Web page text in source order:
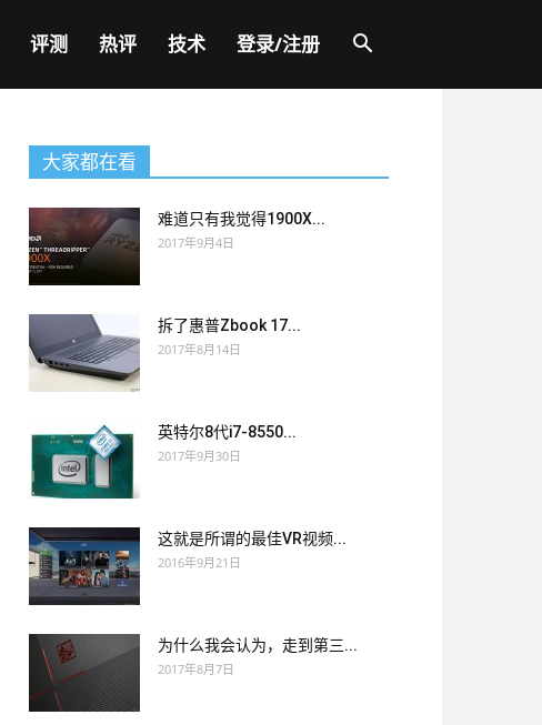
评测 热评 技术 登录/注册
大家都在看
难道只有我觉得1900X...
2017年9月4日
拆了惠普Zbook 17...
2017年8月14日
英特尔8代i7-8550...
2017年9月30日
这就是所谓的最佳VR视频...
2016年9月21日
为什么我会认为，走到第三...
2017年8月7日